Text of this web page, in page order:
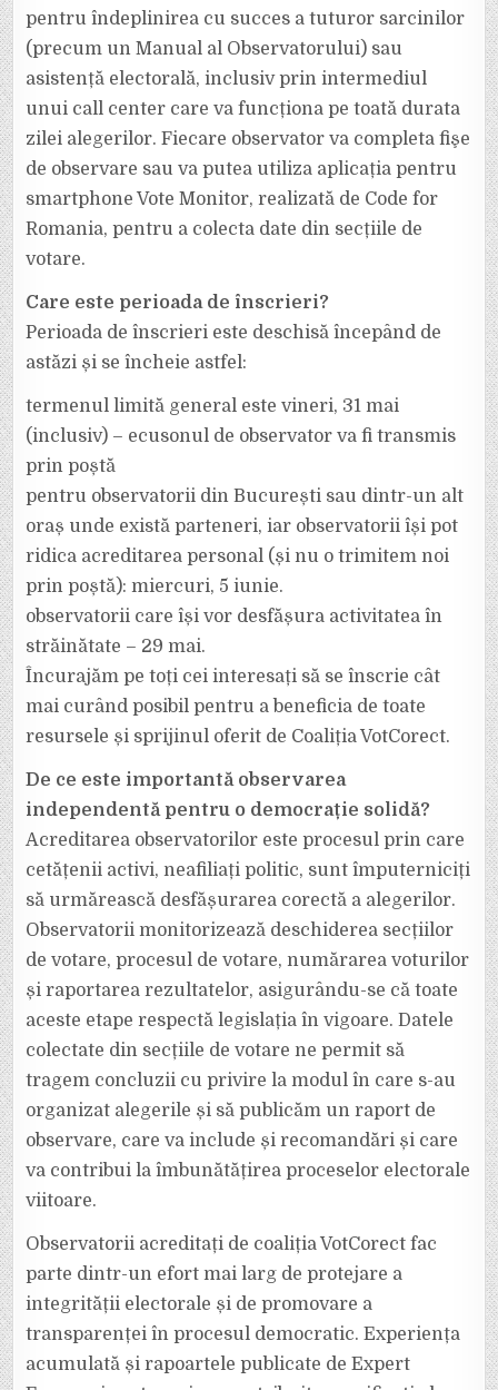
pentru îndeplinirea cu succes a tuturor sarcinilor
(precum un Manual al Observatorului) sau
asistență electorală, inclusiv prin intermediul
unui call center care va funcționa pe toată durata
zilei alegerilor. Fiecare observator va completa fişe
de observare sau va putea utiliza aplicația pentru
smartphone Vote Monitor, realizată de Code for
Romania, pentru a colecta date din secțiile de
votare.
Care este perioada de înscrieri?
Perioada de înscrieri este deschisă începând de
astăzi și se încheie astfel:
termenul limită general este vineri, 31 mai
(inclusiv) – ecusonul de observator va fi transmis
prin poștă
pentru observatorii din București sau dintr-un alt
oraș unde există parteneri, iar observatorii își pot
ridica acreditarea personal (și nu o trimitem noi
prin poștă): miercuri, 5 iunie.
observatorii care își vor desfășura activitatea în
străinătate – 29 mai.
Încurajăm pe toți cei interesați să se înscrie cât
mai curând posibil pentru a beneficia de toate
resursele și sprijinul oferit de Coaliția VotCorect.
De ce este importantă observarea
independentă pentru o democrație solidă?
Acreditarea observatorilor este procesul prin care
cetățenii activi, neafiliați politic, sunt împuterniciți
să urmărească desfășurarea corectă a alegerilor.
Observatorii monitorizează deschiderea secțiilor
de votare, procesul de votare, numărarea voturilor
și raportarea rezultatelor, asigurându-se că toate
aceste etape respectă legislația în vigoare. Datele
colectate din secțiile de votare ne permit să
tragem concluzii cu privire la modul în care s-au
organizat alegerile și să publicăm un raport de
observare, care va include și recomandări și care
va contribui la îmbunătățirea proceselor electorale
viitoare.
Observatorii acreditați de coaliția VotCorect fac
parte dintr-un efort mai larg de protejare a
integrității electorale și de promovare a
transparenței în procesul democratic. Experiența
acumulată și rapoartele publicate de Expert